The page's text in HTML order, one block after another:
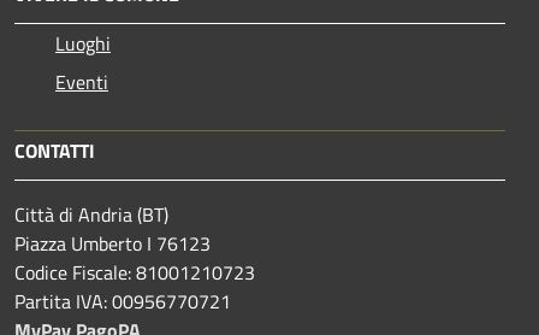
Luoghi
Eventi
CONTATTI
Città di Andria (BT)
Piazza Umberto I 76123
Codice Fiscale: 81001210723
Partita IVA: 00956770721